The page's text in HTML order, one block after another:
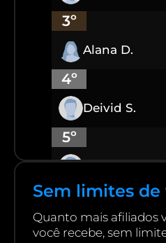
3º
Alana D.
4º
Deivid S.
5º
Guilherme S.
Sem limites
Quanto mais afiliados
você recebe, sem